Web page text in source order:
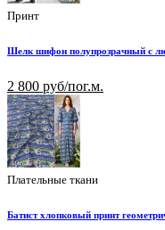
Принт
Шелк шифон полупрозрачный с
2 800 руб/пог.м.
Плательные ткани
Батист хлопковый принт